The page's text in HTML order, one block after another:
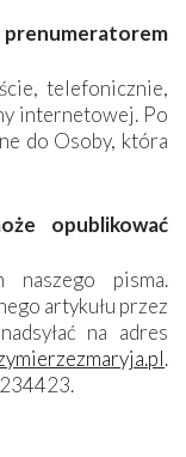
telefonicznie,
internetowej. Po
do Osoby, która
opublikować
naszego pisma.
artykułu przez
na adres
.